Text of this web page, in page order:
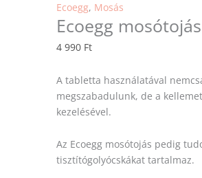
Ecoegg, Mosás
Ecoegg
4 990 Ft
A tabletta használatával
megszabadulunk, de a
kezelésével.
Az Ecoegg mosótojás pedig
tisztítógolyócskákat tartalmaz.